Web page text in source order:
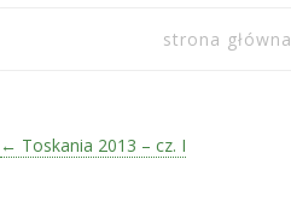
strona główna
Zobacz wpisy
← Toskania 2013 – cz. I